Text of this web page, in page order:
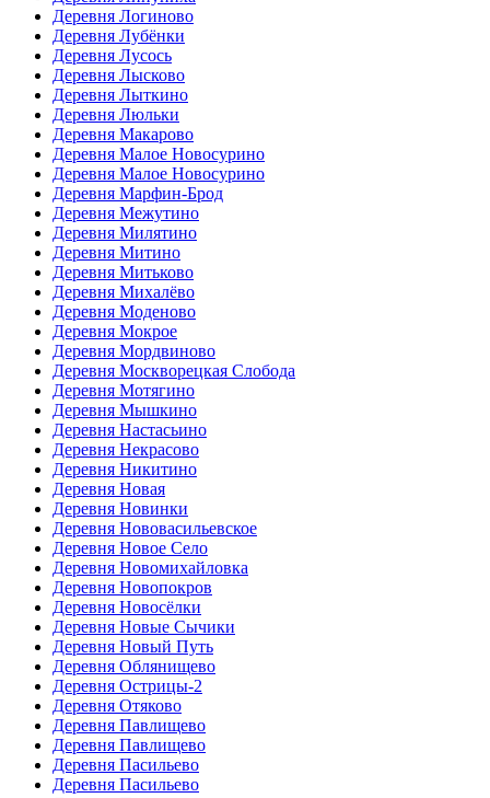
Деревня Логиново
Деревня Лубёнки
Деревня Лусось
Деревня Лысково
Деревня Лыткино
Деревня Люльки
Деревня Макарово
Деревня Малое Новосурино
Деревня Малое Новосурино
Деревня Марфин-Брод
Деревня Межутино
Деревня Милятино
Деревня Митино
Деревня Митьково
Деревня Михалёво
Деревня Моденово
Деревня Мокрое
Деревня Мордвиново
Деревня Москворецкая Слобода
Деревня Мотягино
Деревня Мышкино
Деревня Настасьино
Деревня Некрасово
Деревня Никитино
Деревня Новая
Деревня Новинки
Деревня Нововасильевское
Деревня Новое Село
Деревня Новомихайловка
Деревня Новопокров
Деревня Новосёлки
Деревня Новые Сычики
Деревня Новый Путь
Деревня Облянищево
Деревня Острицы-2
Деревня Отяково
Деревня Павлищево
Деревня Павлищево
Деревня Пасильево
Деревня Пасильево